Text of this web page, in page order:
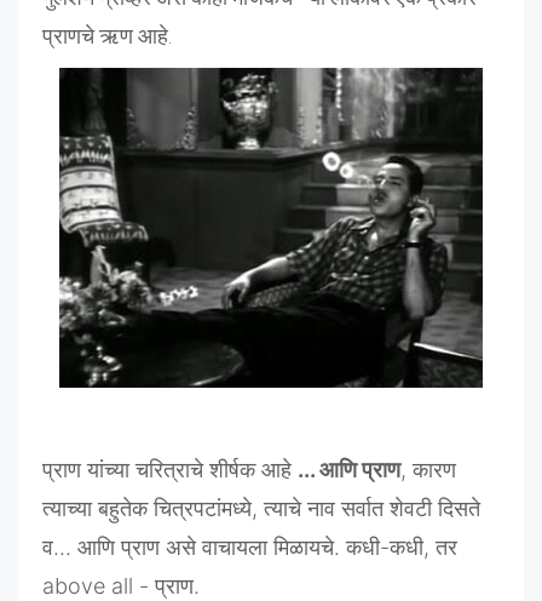
प्राणचे ऋण आहे.
प्राण यांच्या चरित्राचे शीर्षक आहे ...आणिप्राण,कारण
त्याच्या बहुतेक चित्रपटांमध्ये,त्याचे नाव सर्वात शेवटी दिसते
व... आणि प्राण असे वाचायला मिळायचे.कधी-कधी,तर
above all -प्राण.